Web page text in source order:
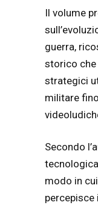
Il volume
guerra,
storico
strategici
militare
Secondo
modo in